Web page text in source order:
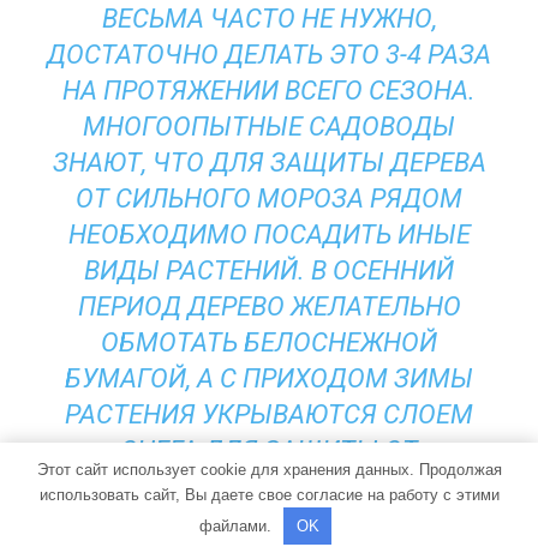
ВЕСЬМА ЧАСТО НЕ НУЖНО,
ДОСТАТОЧНО ДЕЛАТЬ ЭТО 3-4 РАЗА
НА ПРОТЯЖЕНИИ ВСЕГО СЕЗОНА.
МНОГООПЫТНЫЕ САДОВОДЫ
ЗНАЮТ, ЧТО ДЛЯ ЗАЩИТЫ ДЕРЕВА
ОТ СИЛЬНОГО МОРОЗА РЯДОМ
НЕОБХОДИМО ПОСАДИТЬ ИНЫЕ
ВИДЫ РАСТЕНИЙ. В ОСЕННИЙ
ПЕРИОД ДЕРЕВО ЖЕЛАТЕЛЬНО
ОБМОТАТЬ БЕЛОСНЕЖНОЙ
БУМАГОЙ, А С ПРИХОДОМ ЗИМЫ
РАСТЕНИЯ УКРЫВАЮТСЯ СЛОЕМ
СНЕГА ДЛЯ ЗАЩИТЫ ОТ
ВЫМЕРЗАНИЯ.
Этот сайт использует cookie для хранения данных. Продолжая
использовать сайт, Вы даете свое согласие на работу с этими
файлами.
OK